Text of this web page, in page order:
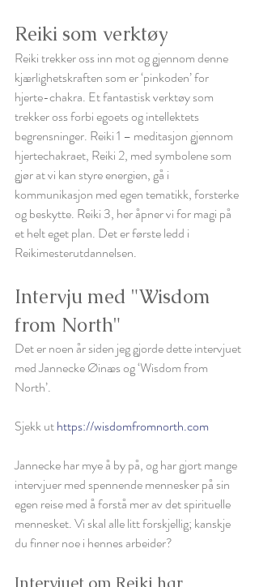
Reiki som verktøy
Reiki trekker oss inn mot og gjennom denne
kjærlighetskraften som er ‘pinkoden’ for
hjerte-chakra. Et fantastisk verktøy som
trekker oss forbi egoets og intellektets
begrensninger. Reiki 1 – meditasjon gjennom
hjertechakraet, Reiki 2, med symbolene som
gjør at vi kan styre energien, gå i
kommunikasjon med egen tematikk, forsterke
og beskytte. Reiki 3, her åpner vi for magi på
et helt eget plan. Det er første ledd i
Reikimesterutdannelsen.
Intervju med "Wisdom
from North"
Det er noen år siden jeg gjorde dette intervjuet
med Jannecke Øinæs og ‘Wisdom from
North’.
Sjekk ut https://wisdomfromnorth.com
Jannecke har mye å by på, og har gjort mange
intervjuer med spennende mennesker på sin
egen reise med å forstå mer av det spirituelle
mennesket. Vi skal alle litt forskjellig; kanskje
du finner noe i hennes arbeider?